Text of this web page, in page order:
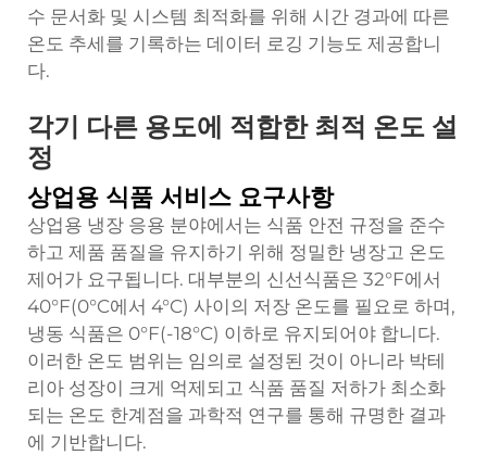
수 문서화 및 시스템 최적화를 위해 시간 경과에 따른
온도 추세를 기록하는 데이터 로깅 기능도 제공합니
다.
각기 다른 용도에 적합한 최적 온도 설
정
상업용 식품 서비스 요구사항
상업용 냉장 응용 분야에서는 식품 안전 규정을 준수
하고 제품 품질을 유지하기 위해 정밀한 냉장고 온도
제어가 요구됩니다. 대부분의 신선식품은 32°F에서
40°F(0°C에서 4°C) 사이의 저장 온도를 필요로 하며,
냉동 식품은 0°F(-18°C) 이하로 유지되어야 합니다.
이러한 온도 범위는 임의로 설정된 것이 아니라 박테
리아 성장이 크게 억제되고 식품 품질 저하가 최소화
되는 온도 한계점을 과학적 연구를 통해 규명한 결과
에 기반합니다.